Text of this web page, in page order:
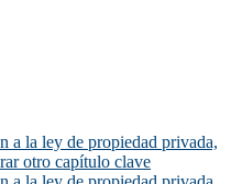
a la ley de propiedad privada,
otro capítulo clave